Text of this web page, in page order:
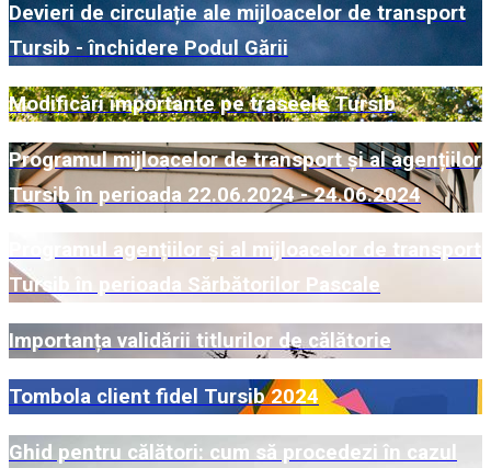
Devieri de circulație ale mijloacelor de transport
Tursib - închidere Podul Gării
Modificări importante pe traseele Tursib
Programul mijloacelor de transport și al agențiilor
Tursib în perioada 22.06.2024 - 24.06.2024
Programul agențiilor și al mijloacelor de transport
Tursib în perioada Sărbătorilor Pascale
Importanța validării titlurilor de călătorie
Tombola client fidel Tursib 2024
Ghid pentru călători: cum să procedezi în cazul